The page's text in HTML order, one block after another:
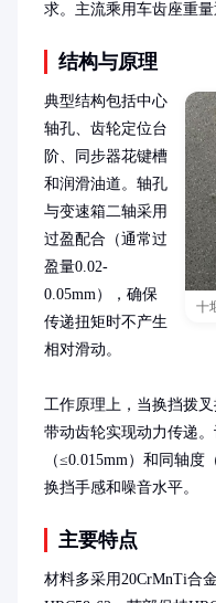
求。主流乘用车齿座重量
结构与原理
十
典型结构包括中心
轴孔、齿轮定位台
阶、同步器花键槽
和润滑油道。轴孔
与变速箱二轴采用
过盈配合（通常过
盈量0.02-
0.05mm），确保
传递扭矩时不产生
相对滑动。
工作原理上，当换挡拨
带动齿轮实现动力传递
（≤0.015mm）和同轴
换挡手感和噪音水平。
主要特点
材料多采用20CrMnTi合